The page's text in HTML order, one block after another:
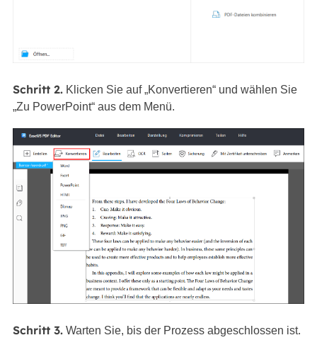
Schritt 2.Klicken Sie auf „Konvertieren“ und wählen Sie
„Zu PowerPoint“ aus dem Menü.
Schritt 3.Warten Sie, bis der Prozess abgeschlossen ist.